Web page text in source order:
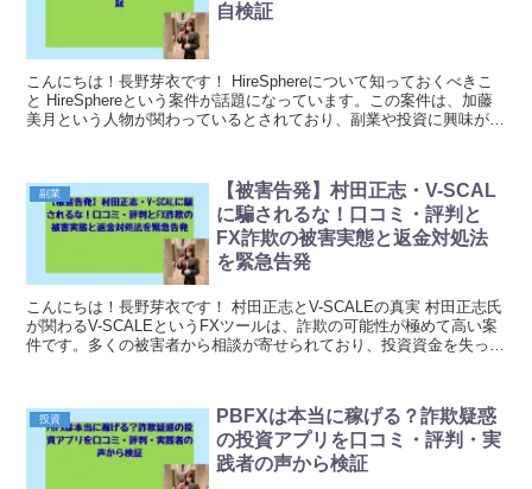
自検証
こんにちは！長野芽衣です！ HireSphereについて知っておくべきこ
と HireSphereという案件が話題になっています。この案件は、加藤
美月という人物が関わっているとされており、副業や投資に興味があ
副業
【被害告発】村田正志・V-SCAL
に騙されるな！口コミ・評判と
FX詐欺の被害実態と返金対処法
を緊急告発
こんにちは！長野芽衣です！ 村田正志とV-SCALEの真実 村田正志氏
が関わるV-SCALEというFXツールは、詐欺の可能性が極めて高い案
件です。多くの被害者から相談が寄せられており、投資資金を失った
投資
PBFXは本当に稼げる？詐欺疑惑
の投資アプリを口コミ・評判・実
践者の声から検証